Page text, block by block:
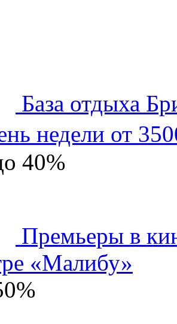
База отдыха
недели от
40%
Премьеры в
«Малибу»